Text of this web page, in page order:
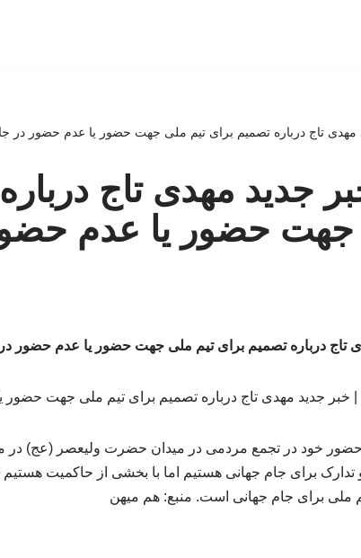
مهدی تاج درباره تصمیم برای تیم ملی جهت حضور یا عدم حضور در
جدید مهدی تاج
جهت حضور یا عدم
تاج درباره تصمیم برای تیم ملی جهت حضور یا عدم حضور
حضور خود در تجمع مردمی در میدان حضرت ولیعصر (عج) در
تدارک برای جام جهانی هستیم اما با بخشی از حاکمیت
ملی برای جام جهانی است. منبع: هم میهن